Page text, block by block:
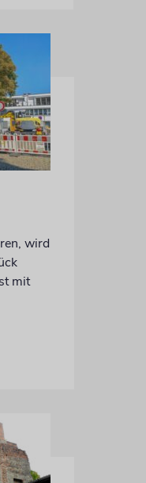
wird
mit